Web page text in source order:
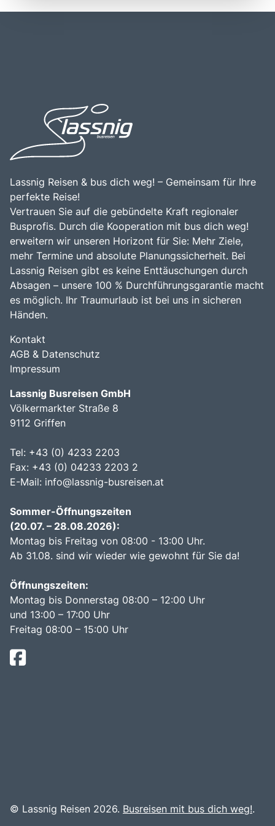
mit öffentlichen Verkehrsmitteln gut möglich, wobei Lienz
Umgebung, der kulturellen Bedeutung der Region und der
Möglichkeit, die Natur aktiv zu erleben, macht die Lienzer
Dolomiten zu einem unverzichtbaren Ziel für Reisende, die
die Schätze der Ostalpen entdecken möchten.
Lassnig Reisen & bus dich weg! – Gemeinsam für Ihre
perfekte Reise!
Vertrauen Sie auf die gebündelte Kraft regionaler
Busprofis. Durch die Kooperation mit bus dich weg!
erweitern wir unseren Horizont für Sie: Mehr Ziele,
mehr Termine und absolute Planungssicherheit. Bei
Lassnig Reisen gibt es keine Enttäuschungen durch
Absagen – unsere 100 % Durchführungsgarantie macht
es möglich. Ihr Traumurlaub ist bei uns in sicheren
Händen.
Kontakt
AGB & Datenschutz
Impressum
Lassnig Busreisen GmbH
Völkermarkter Straße 8
9112 Griffen
Tel: +43 (0) 4233 2203
Fax: +43 (0) 04233 2203 2
E-Mail: info@lassnig-busreisen.at
Sommer-Öffnungszeiten
(20.07. – 28.08.2026):
Montag bis Freitag von 08:00 - 13:00 Uhr.
Ab 31.08. sind wir wieder wie gewohnt für Sie da!
Öffnungszeiten:
Montag bis Donnerstag 08:00 – 12:00 Uhr
und 13:00 – 17:00 Uhr
Freitag 08:00 – 15:00 Uhr
© Lassnig Reisen 2026. Busreisen mit bus dich weg!.